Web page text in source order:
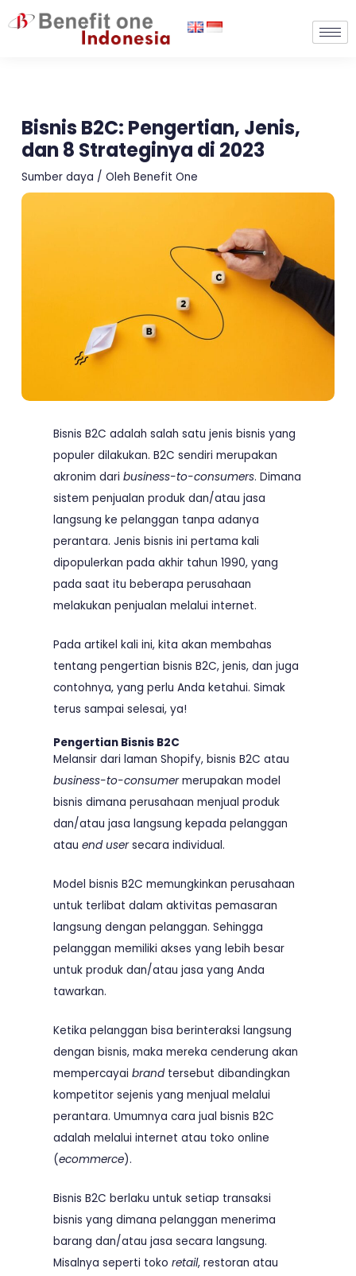
Lewati
ke
Bisnis B2C: Pengertian, Jenis,
dan 8 Strateginya di 2023
Sumber daya / OlehBenefit One
Bisnis B2C adalah salah satu jenis bisnis yang
populer dilakukan. B2C sendiri merupakan
akronim dari business-to-consumers. Dimana
sistem penjualan produk dan/atau jasa
langsung ke pelanggan tanpa adanya
perantara. Jenis bisnis ini pertama kali
dipopulerkan pada akhir tahun 1990, yang
pada saat itu beberapa perusahaan
melakukan penjualan melalui internet.
Pada artikel kali ini, kita akan membahas
tentang pengertian bisnis B2C, jenis, dan juga
contohnya, yang perlu Anda ketahui. Simak
terus sampai selesai, ya!
Pengertian Bisnis B2C
Melansir dari laman Shopify, bisnis B2C atau
business-to-consumermerupakan model
bisnis dimana perusahaan menjual produk
dan/atau jasa langsung kepada pelanggan
atau end usersecara individual.
Model bisnis B2C memungkinkan perusahaan
untuk terlibat dalam aktivitas pemasaran
langsung dengan pelanggan. Sehingga
pelanggan memiliki akses yang lebih besar
untuk produk dan/atau jasa yang Anda
tawarkan.
Ketika pelanggan bisa berinteraksi langsung
dengan bisnis, maka mereka cenderung akan
mempercayai brand tersebut dibandingkan
kompetitor sejenis yang menjual melalui
perantara. Umumnya cara jual bisnis B2C
adalah melalui internet atau toko online
(ecommerce).
Bisnis B2C berlaku untuk setiap transaksi
bisnis yang dimana pelanggan menerima
barang dan/atau jasa secara langsung.
Misalnya seperti toko retail, restoran atau